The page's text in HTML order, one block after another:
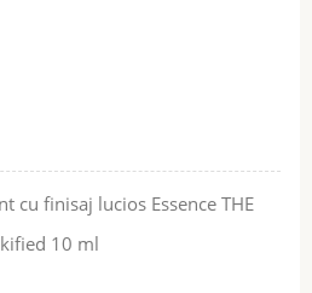
cu finisaj lucios Essence THE
10 ml